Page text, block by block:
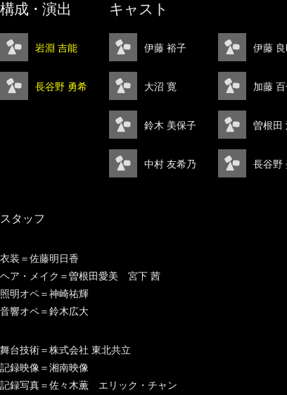
構成・演出
岩淵 吉能
長谷野 勇希
キャスト
伊藤 裕子 伊藤 良
大沼 寛 加藤
鈴木 美保子 曽根田
中村 友希乃 長谷野
スタッフ
衣装＝佐藤明日香
ヘア・メイク＝曽根田愛美 宮下 茜
照明オペ＝神崎祐輝
音響オペ＝鈴木広大
舞台技術＝株式会社 東北共立
記録映像＝湘南映像
記録写真＝佐々木薫 エリック・チャン